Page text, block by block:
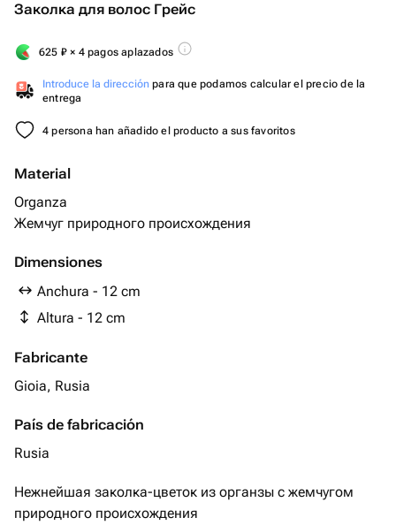
Заколка для волос Грейс
625 ₽ × 4 pagos aplazados
Introduce la dirección para que podamos calcular el precio de la
entrega
4 persona han añadido el producto a sus favoritos
Material
Organza
Жемчуг природного происхождения
Dimensiones
Anchura - 12 cm
Altura - 12 cm
Fabricante
Gioia, Rusia
País de fabricación
Rusia
Нежнейшая заколка-цветок из органзы с жемчугом
природного происхождения